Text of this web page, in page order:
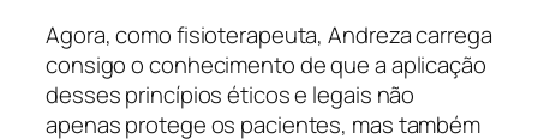
Agora, como fisioterapeuta, Andreza carrega
consigo o conhecimento de que a aplicação
desses princípios éticos e legais não
apenas protege os pacientes, mas também